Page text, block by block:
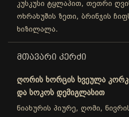
კუსკუსი ტყლაპით, თეთრი
ოხრახუშის ზეთი, ბრინჯის
ხიზილალა.
ᲛᲗᲐᲕᲐᲠᲘ ᲙᲔᲠᲫᲘ
ღორის ხორცის ხვეულა
და სოკოს დემიგლასით
ნიახურის პიურე, ღომი,